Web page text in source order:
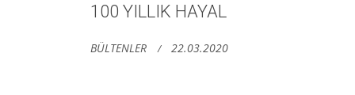
100 YILLIK HAYAL
BÜLTENLER 22.03.2020